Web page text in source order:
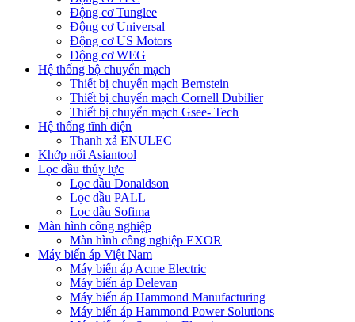
Động cơ Tunglee
Động cơ Universal
Động cơ US Motors
Động cơ WEG
Hệ thống bộ chuyển mạch
Thiết bị chuyển mạch Bernstein
Thiết bị chuyển mạch Cornell Dubilier
Thiết bị chuyển mạch Gsee- Tech
Hệ thống tĩnh điện
Thanh xả ENULEC
Khớp nối Asiantool
Lọc dầu thủy lực
Lọc dầu Donaldson
Lọc dầu PALL
Lọc dầu Sofima
Màn hình công nghiệp
Màn hình công nghiệp EXOR
Máy biến áp Việt Nam
Máy biến áp Acme Electric
Máy biến áp Delevan
Máy biến áp Hammond Manufacturing
Máy biến áp Hammond Power Solutions